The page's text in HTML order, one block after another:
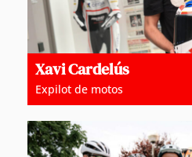
Xavi Cardelús
Expilot de motos